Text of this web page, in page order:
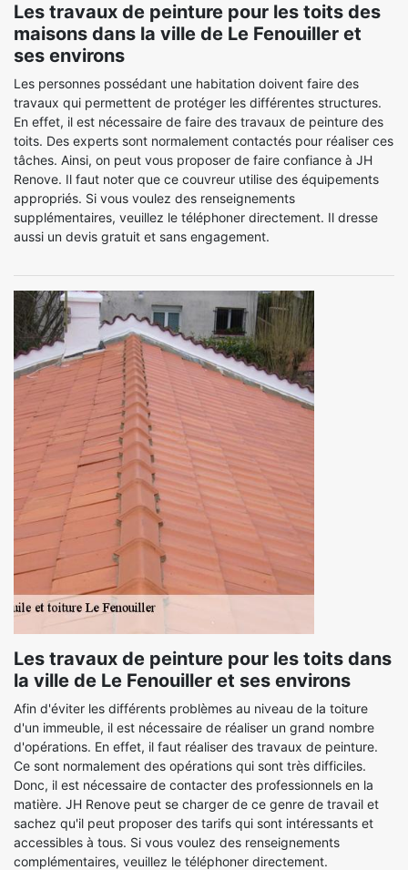
Les travaux de peinture pour les toits des
maisons dans la ville de Le Fenouiller et
ses environs
Les personnes possédant une habitation doivent faire des
travaux qui permettent de protéger les différentes structures.
En effet, il est nécessaire de faire des travaux de peinture des
toits. Des experts sont normalement contactés pour réaliser ces
tâches. Ainsi, on peut vous proposer de faire confiance à JH
Renove. Il faut noter que ce couvreur utilise des équipements
appropriés. Si vous voulez des renseignements
supplémentaires, veuillez le téléphoner directement. Il dresse
aussi un devis gratuit et sans engagement.
Les travaux de peinture pour les toits dans
la ville de Le Fenouiller et ses environs
Afin d'éviter les différents problèmes au niveau de la toiture
d'un immeuble, il est nécessaire de réaliser un grand nombre
d'opérations. En effet, il faut réaliser des travaux de peinture.
Ce sont normalement des opérations qui sont très difficiles.
Donc, il est nécessaire de contacter des professionnels en la
matière. JH Renove peut se charger de ce genre de travail et
sachez qu'il peut proposer des tarifs qui sont intéressants et
accessibles à tous. Si vous voulez des renseignements
complémentaires, veuillez le téléphoner directement.